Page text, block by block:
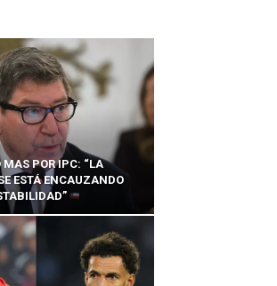
POR IPC: “LA
ESTÁ ENCAUZANDO